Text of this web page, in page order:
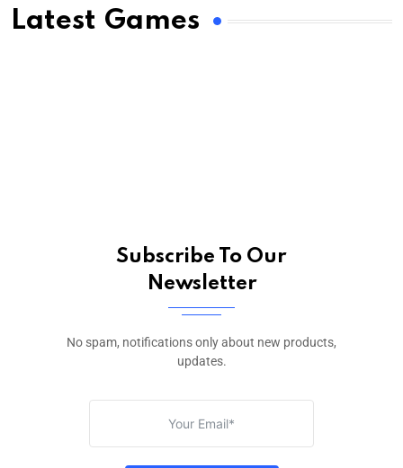
Latest Games
Subscribe To Our
Newsletter
No spam, notifications only about new products,
updates.